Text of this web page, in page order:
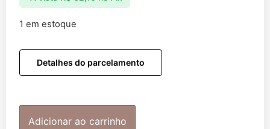
1 em estoque
Detalhes do parcelamento
Adicionar ao carrinho